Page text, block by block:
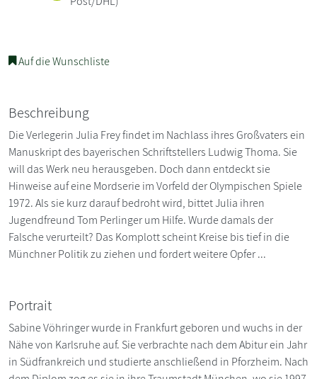
Auf die Wunschliste
Beschreibung
Die Verlegerin Julia Frey findet im Nachlass ihres Großvaters ein
Manuskript des bayerischen Schriftstellers Ludwig Thoma. Sie
will das Werk neu herausgeben. Doch dann entdeckt sie
Hinweise auf eine Mordserie im Vorfeld der Olympischen Spiele
1972. Als sie kurz darauf bedroht wird, bittet Julia ihren
Jugendfreund Tom Perlinger um Hilfe. Wurde damals der
Falsche verurteilt? Das Komplott scheint Kreise bis tief in die
Münchner Politik zu ziehen und fordert weitere Opfer ...
Portrait
Sabine Vöhringer wurde in Frankfurt geboren und wuchs in der
Nähe von Karlsruhe auf. Sie verbrachte nach dem Abitur ein Jahr
in Südfrankreich und studierte anschließend in Pforzheim. Nach